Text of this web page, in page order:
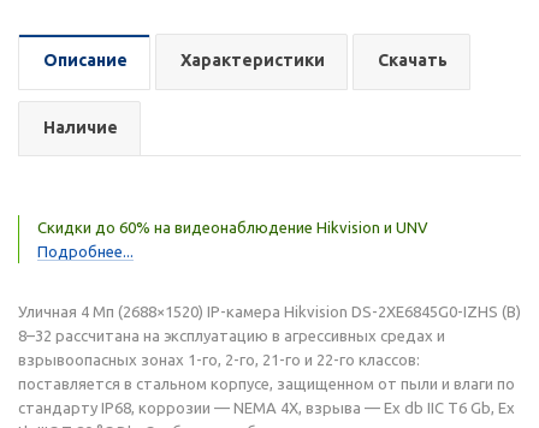
Описание Характеристики Скачать
Наличие
Скидки до 60% на видеонаблюдение Hikvision и UNV
Подробнее...
Уличная 4 Мп (2688×1520) IP-камера Hikvision DS-2XE6845G0-IZHS (B)
8–32 рассчитана на эксплуатацию в агрессивных средах и
взрывоопасных зонах 1-го, 2-го, 21-го и 22-го классов:
поставляется в стальном корпусе, защищенном от пыли и влаги по
стандарту IP68, коррозии — NEMA 4X, взрыва — Ex db IIC T6 Gb, Ex